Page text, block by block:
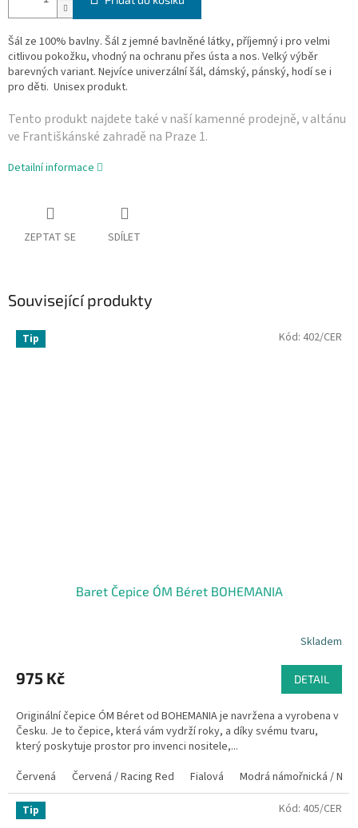
Šál ze 100% bavlny. Šál z jemné bavlněné látky, příjemný i pro velmi
citlivou pokožku, vhodný na ochranu přes ústa a nos. Velký výběr
barevných variant. Nejvíce univerzální šál, dámský, pánský, hodí se i
pro děti. Unisex produkt.
Tento produkt najdete také v naší­ kamenné prodejně, v altánu
ve Františkánské zahradě na Praze 1.
Detailní informace
ZEPTAT SE SDÍLET
Související produkty
Tip
Baret Čepice ÓM Béret BOHEMANIA
Skladem
975 Kč DETAIL
Originální čepice ÓM Béret od BOHEMANIA je navržena a vyrobena v
Česku. Je to čepice, která vám vydrží roky, a díky svému tvaru,
který poskytuje prostor pro invenci nositele,...
Červená
Červená / Racing Red Fialová Modrá námořnická /
Kód: 402/CER
Tip Kód: 405/CER